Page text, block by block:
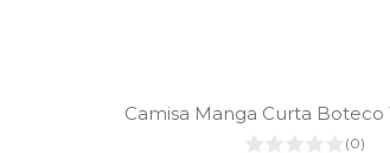
Camisa Manga Curta Boteco
(0)